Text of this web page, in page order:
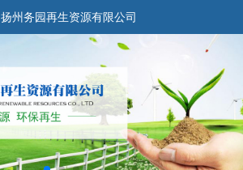
扬州务园再生资源有限公司